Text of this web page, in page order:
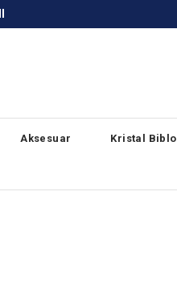
Aksesuar Kristal Biblo